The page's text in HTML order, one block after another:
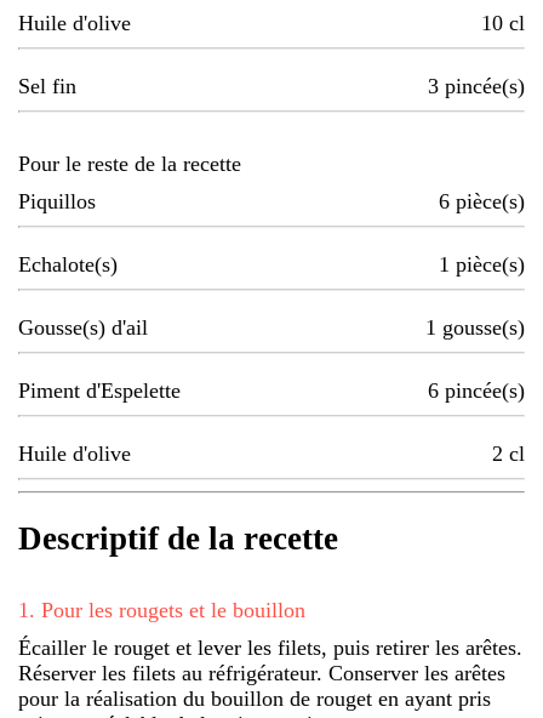
Huile d'olive 10 cl
Sel fin 3 pincée(s)
Pour le reste de la recette
Piquillos
6 pièce(s)
Echalote(s) 1 pièce(s)
Gousse(s) d'ail 1 gousse(s)
Piment d'Espelette 6 pincée(s)
Huile d'olive 2 cl
Descriptif de la recette
1 . Pour les rougets et le bouillon
Écailler le rouget et lever les filets, puis retirer les arêtes.
Réserver les filets au réfrigérateur. Conserver les arêtes
pour la réalisation du bouillon de rouget en ayant pris